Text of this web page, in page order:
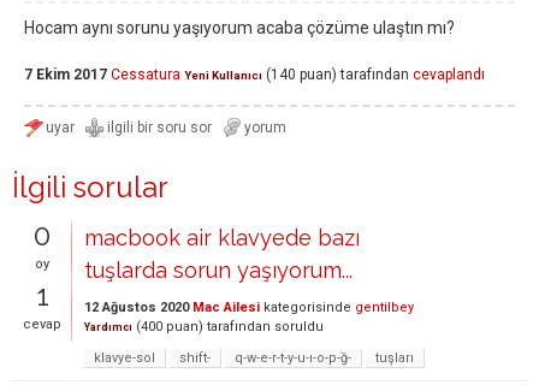
Hocam aynı sorunu yaşıyorum acaba çözüme ulaştın mı?
7 Ekim 2017 Cessatura Yeni Kullanıcı (140 puan) tarafından cevaplandı
İlgili sorular
0
oy
1
cevap
macbook air klavyede bazı
tuşlarda sorun yaşıyorum...
12 Ağustos 2020 Mac Ailesi kategorisinde gentilbey
Yardımcı (400 puan) tarafından soruldu
klavye-sol
shift- q-w-e-r-t-y-u-ı-o-p-ğ- tuşları